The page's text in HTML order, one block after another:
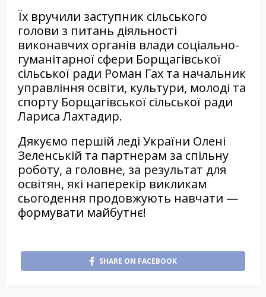
Їх вручили заступник сільського
голови з питань діяльності
виконавчих органів влади соціально-
гуманітарної сфери Борщагівської
сільської ради Роман Гах та начальник
управління освіти, культури, молоді та
спорту Борщагівської сільської ради
Лариса Лахтадир.
Дякуємо першій леді України Олені
Зеленській та партнерам за спільну
роботу, а головне, за результат для
освітян, які наперекір викликам
сьогодення продовжують навчати —
формувати майбутнє!
SHARE ON FACEBOOK